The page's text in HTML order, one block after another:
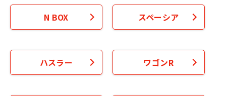
N BOX スペーシア
ハスラー ワゴンR